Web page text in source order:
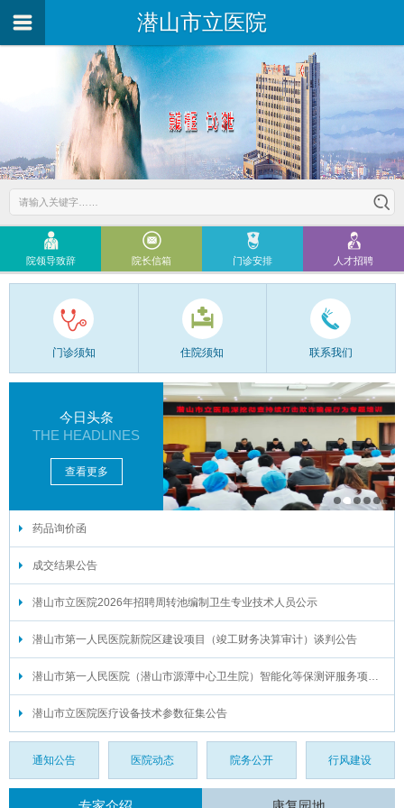
潜山市立医院
院领导致辞 院长信箱 门诊安排 人才招聘
门诊须知 住院须知 联系我们
今日头条
THE HEADLINES
查看更多
药品询价函
成交结果公告
潜山市立医院2026年招聘周转池编制卫生专业技术人员公示
潜山市第一人民医院新院区建设项目（竣工财务决算审计）谈判公告
潜山市第一人民医院（潜山市源潭中心卫生院）智能化等保测评服务项目谈判公告
潜山市立医院医疗设备技术参数征集公告
通知公告 医院动态 院务公开 行风建设